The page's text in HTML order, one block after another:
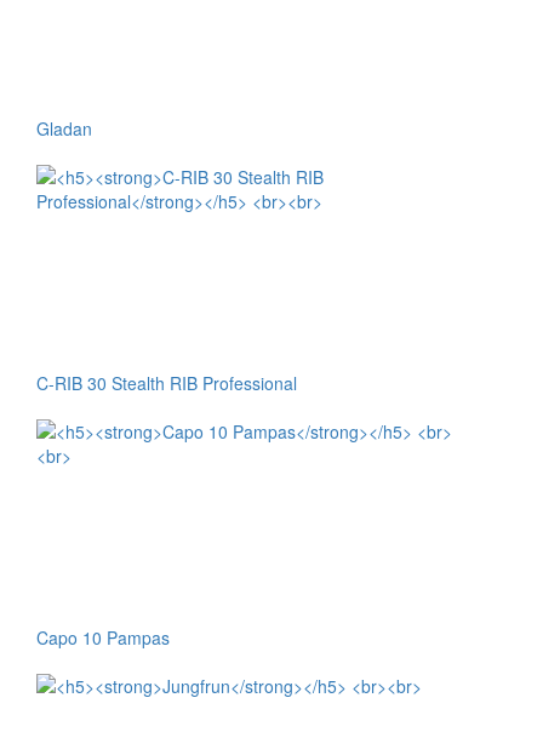
Gladan
C-RIB 30 Stealth RIB Professional
Capo 10 Pampas